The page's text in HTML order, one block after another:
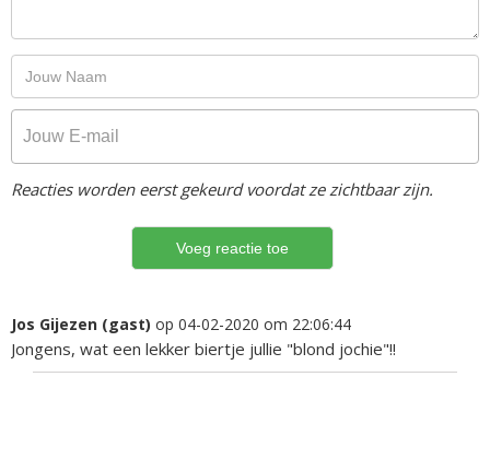
Reacties worden eerst gekeurd voordat ze zichtbaar zijn.
Jos Gijezen (gast) op 04-02-2020 om 22:06:44
Jongens, wat een lekker biertje jullie "blond jochie"!!